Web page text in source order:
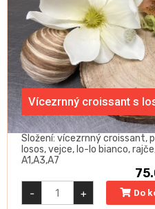
Vícezrnný croissant s
Složení: vícezrnný croissant,
losos, vejce, lo-lo bianco,
A1,A3,A7
-
Vícezrnný
croissant
s
+ Do